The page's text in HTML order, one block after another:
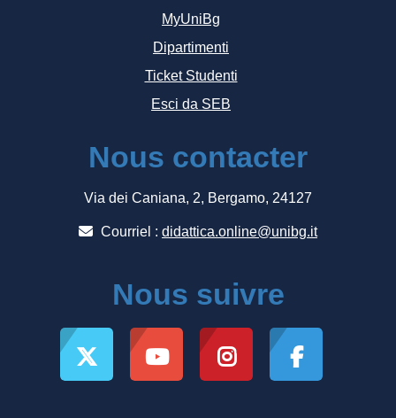
MyUniBg
Dipartimenti
Ticket Studenti
Esci da SEB
Nous contacter
Via dei Caniana, 2, Bergamo, 24127
Courriel : didattica.online@unibg.it
Nous suivre